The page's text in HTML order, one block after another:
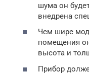
шума он
внедрена
Чем шире
помещения
высота и
Прибор